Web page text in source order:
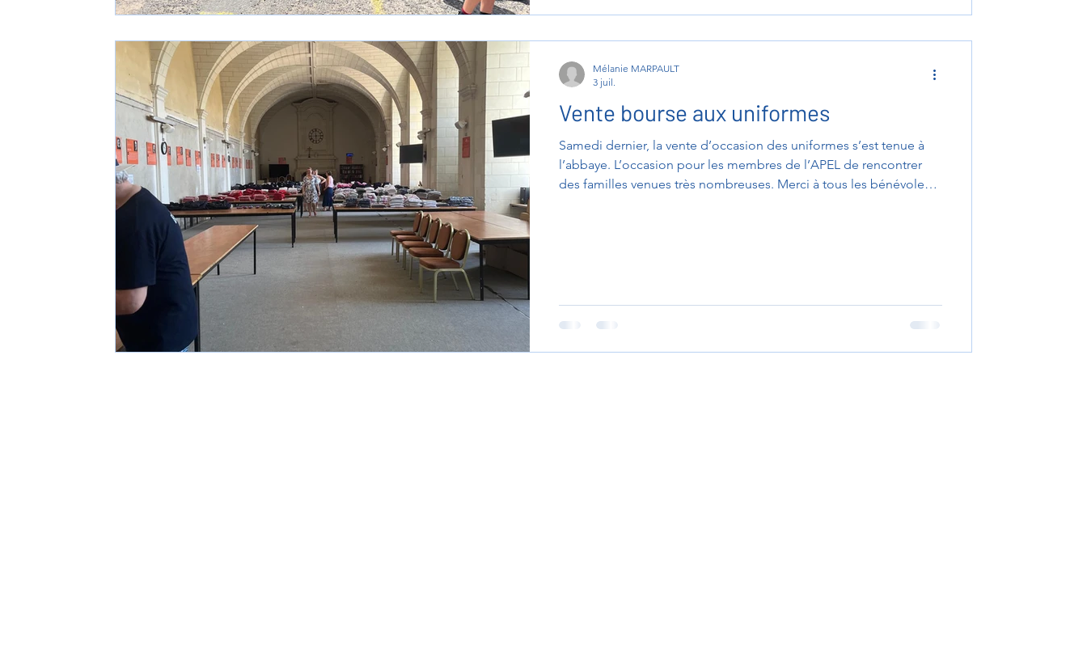
Vente bourse aux uniformes
Samedi dernier, la vente d’occasion des uniformes s’est tenue à
l’abbaye. L’occasion pour les membres de l’APEL de rencontrer
des familles venues très nombreuses. Merci à tous les bénévoles
Mélanie MARPAULT
3 juil.